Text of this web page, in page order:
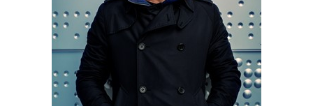
Young adult (SK)
Zahraniční literatura Zdraví a životní styl
Všechny tituly